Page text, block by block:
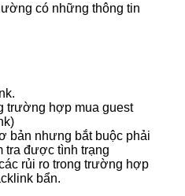
có những thông tin
trường hợp mua guest
bản nhưng bắt buộc phải
tra được tình trạng
rủi ro trong trường hợp
bẩn.